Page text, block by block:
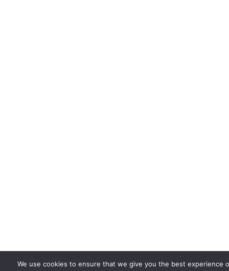
We use cookies to ensure that we give you the best experience